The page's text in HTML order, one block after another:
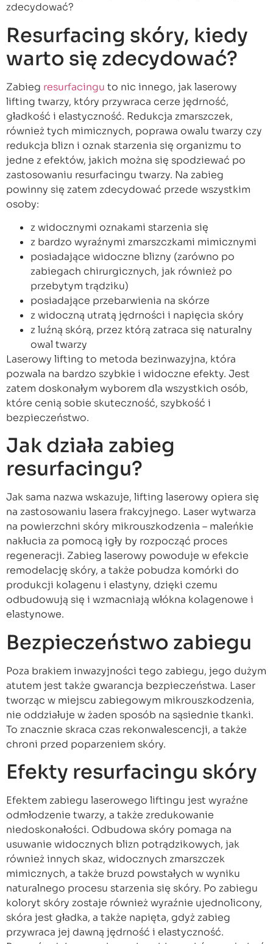
zdecydować?
Resurfacing skóry, kiedy
warto się zdecydować?
Zabieg resurfacingu to nic innego, jak laserowy
lifting twarzy, który przywraca cerze jędrność,
gładkość i elastyczność. Redukcja zmarszczek,
również tych mimicznych, poprawa owalu twarzy czy
redukcja blizn i oznak starzenia się organizmu to
jedne z efektów, jakich można się spodziewać po
zastosowaniu resurfacingu twarzy. Na zabieg
powinny się zatem zdecydować przede wszystkim
osoby:
z widocznymi oznakami starzenia się
z bardzo wyraźnymi zmarszczkami mimicznymi
posiadające widoczne blizny (zarówno po
zabiegach chirurgicznych, jak również po
przebytym trądziku)
posiadające przebarwienia na skórze
z widoczną utratą jędrności i napięcia skóry
z luźną skórą, przez którą zatraca się naturalny
owal twarzy
Laserowy lifting to metoda bezinwazyjna, która
pozwala na bardzo szybkie i widoczne efekty. Jest
zatem doskonałym wyborem dla wszystkich osób,
które cenią sobie skuteczność, szybkość i
bezpieczeństwo.
Jak działa zabieg
resurfacingu?
Jak sama nazwa wskazuje, lifting laserowy opiera się
na zastosowaniu lasera frakcyjnego. Laser wytwarza
na powierzchni skóry mikrouszkodzenia – maleńkie
nakłucia za pomocą igły by rozpocząć proces
regeneracji. Zabieg laserowy powoduje w efekcie
remodelację skóry, a także pobudza komórki do
produkcji kolagenu i elastyny, dzięki czemu
odbudowują się i wzmacniają włókna kolagenowe i
elastynowe.
Bezpieczeństwo zabiegu
Poza brakiem inwazyjności tego zabiegu, jego dużym
atutem jest także gwarancja bezpieczeństwa. Laser
tworząc w miejscu zabiegowym mikrouszkodzenia,
nie oddziałuje w żaden sposób na sąsiednie tkanki.
To znacznie skraca czas rekonwalescencji, a także
chroni przed poparzeniem skóry.
Efekty resurfacingu skóry
Efektem zabiegu laserowego liftingu jest wyraźne
odmłodzenie twarzy, a także zredukowanie
niedoskonałości. Odbudowa skóry pomaga na
usuwanie widocznych blizn potrądzikowych, jak
również innych skaz, widocznych zmarszczek
mimicznych, a także bruzd powstałych w wyniku
naturalnego procesu starzenia się skóry. Po zabiegu
koloryt skóry zostaje również wyraźnie ujednolicony,
skóra jest gładka, a także napięta, gdyż zabieg
przywraca jej dawną jędrność i elastyczność.